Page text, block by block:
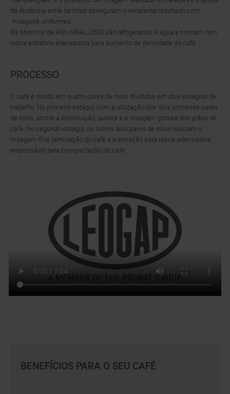
da distância entre os rolos asseguram o excelente resultado com
moagens uniformes.
Os Moinhos de Rolo MRAL-2500 são refrigerados à água e contam com
rosca extratora adensadora para aumento da densidade do café.
PROCESSO
O café é moído em quatro pares de rolos divididos em dois estágios de
trabalho. No primeiro estágio, com a utilização dos dois primeiros pares
de rolos, ocorre a distribuição, quebra e a moagem grossa dos grãos de
café. No segundo estágio, os outros dois pares de rolos realizam a
moagem fina, laminação do café e a extração para rosca adensadora
responsável pela compactação do café.
BENEFÍCIOS PARA O SEU CAFÉ